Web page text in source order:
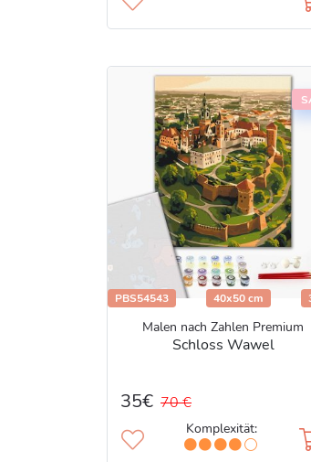
PBS54543 40x50 cm
Malen nach Zahlen Premium
Schloss Wawel
35€ 70 €
Komplexität: